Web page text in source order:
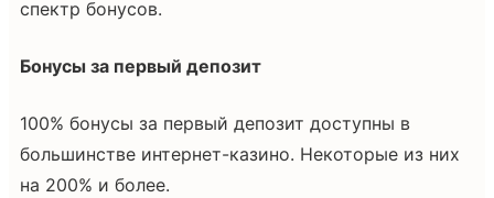
спектр бонусов.
Бонусы за первый депозит
100% бонусы за первый депозит доступны в
большинстве интернет-казино. Некоторые из них
на 200% и более.